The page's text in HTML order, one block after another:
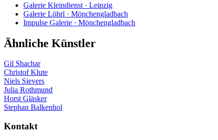
Galerie Kleindienst · Leipzig
Galerie Löhrl · Mönchengladbach
Impulse Galerie · Mönchengladbach
Ähnliche Künstler
Gil Shachar
Christof Klute
Niels Sievers
Julia Rothmund
Horst Gläsker
Stephan Balkenhol
Kontakt